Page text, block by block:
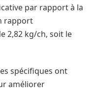
par rapport à la
rapport
2,82 kg/ch, soit le
spécifiques ont
améliorer